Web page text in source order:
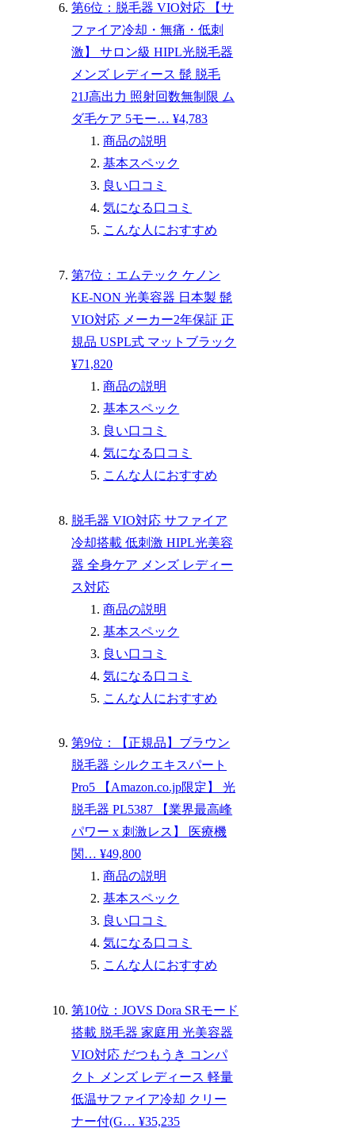
第6位：脱毛器 VIO対応 【サ
ファイア冷却・無痛・低刺
激】 サロン級 HIPL光脱毛器
メンズ レディース 髭 脱毛
21J高出力 照射回数無制限 ム
ダ毛ケア 5モー… ¥4,783
商品の説明
基本スペック
良い口コミ
気になる口コミ
こんな人におすすめ
第7位：エムテック ケノン
KE-NON 光美容器 日本製 髭
VIO対応 メーカー2年保証 正
規品 USPL式 マットブラック
¥71,820
商品の説明
基本スペック
良い口コミ
気になる口コミ
こんな人におすすめ
脱毛器 VIO対応 サファイア
冷却搭載 低刺激 HIPL光美容
器 全身ケア メンズ レディー
ス対応
商品の説明
基本スペック
良い口コミ
気になる口コミ
こんな人におすすめ
第9位：【正規品】ブラウン
脱毛器 シルクエキスパート
Pro5 【Amazon.co.jp限定】 光
脱毛器 PL5387 【業界最高峰
パワー x 刺激レス】 医療機
関… ¥49,800
商品の説明
基本スペック
良い口コミ
気になる口コミ
こんな人におすすめ
第10位：JOVS Dora SRモード
搭載 脱毛器 家庭用 光美容器
VIO対応 だつもうき コンパ
クト メンズ レディース 軽量
低温サファイア冷却 クリー
ナー付(G… ¥35,235